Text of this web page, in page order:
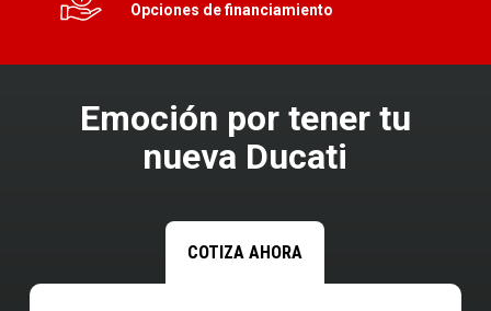
Opciones de financiamiento
Emoción por tener tu
nueva Ducati
COTIZA AHORA